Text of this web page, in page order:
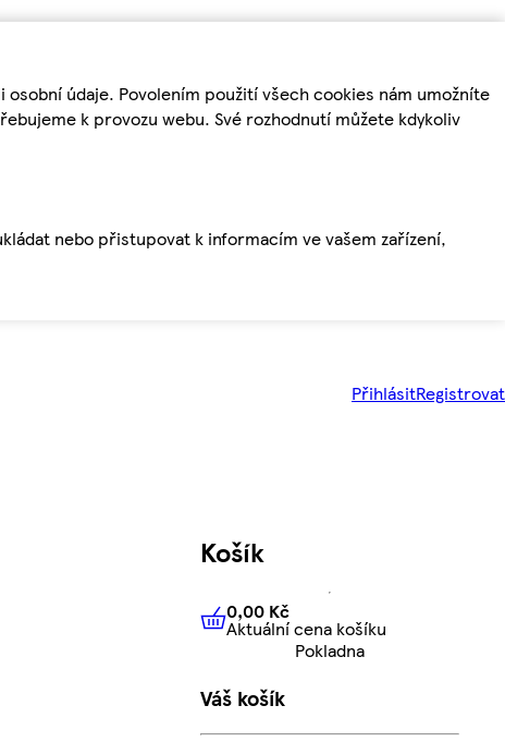
údaje. Povolením použití všech cookies nám umožníte
k provozu webu. Své rozhodnutí můžete kdykoliv
nebo přistupovat k informacím ve vašem zařízení,
PřihlásitRegistrovat
Košík
0,00 KčAktuální cena košíku
0,00 Kč
Aktuální cena košíku
Pokladna
Váš košík